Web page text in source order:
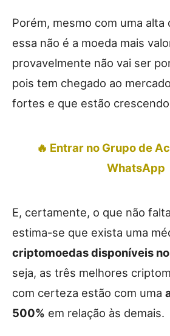
Porém, mesmo com uma alta
essa não é a moeda mais
provavelmente não vai ser
pois tem chegado ao
fortes e que estão
🔥 Entrar no Grupo de
WhatsApp
E, certamente, o que não
estima-se que exista uma
criptomoedas disponíveis
seja, as três melhores
com certeza estão com uma
500% em relação às demais.